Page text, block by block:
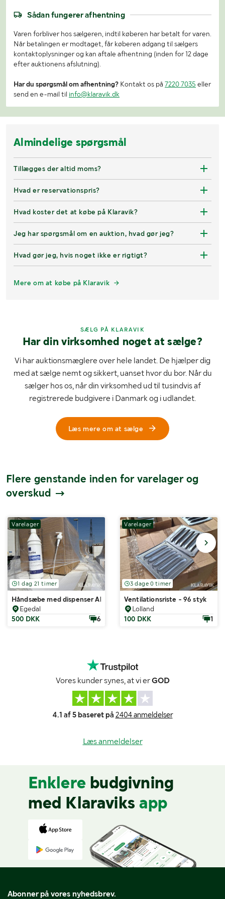
Sådan fungerer afhentning
Varen forbliver hos sælgeren, indtil køberen har betalt for varen.
Når betalingen er modtaget, får køberen adgang til sælgers
kontaktoplysninger og kan aftale afhentning (inden for 12 dage
efter auktionens afslutning).
Har du spørgsmål om afhentning? Kontakt os på 7220 7035 eller
send en e-mail til info@klaravik.dk
Almindelige spørgsmål
Tillægges der altid moms?
Hvad er reservationspris?
Hvad koster det at købe på Klaravik?
Jeg har spørgsmål om en auktion, hvad gør jeg?
Hvad gør jeg, hvis noget ikke er rigtigt?
Mere om at købe på Klaravik
SÆLG PÅ KLARAVIK
Har din virksomhed noget at sælge?
Vi har auktionsmæglere over hele landet. De hjælper dig
med at sælge nemt og sikkert, uanset hvor du bor. Når du
sælger hos os, når din virksomhed ud til tusindvis af
registrerede budgivere i Danmark og i udlandet.
Læs mere om at sælge
Flere genstande inden for varelager og
overskud
Varelager
1 dag 21 timer
Håndsæbe med dispenser Abena 1999901794
Egedal
500 DKK
6
Varelager
3 dage 0 timer
Ventilationsriste - 96 styk
Lolland
100 DKK
1
Vores kunder synes, at vi erGOD
4.1 af 5 baseret på 2404 anmeldelser
Læs anmeldelser
Enklere budgivning
med Klaraviks app
Abonner på vores nyhedsbrev.